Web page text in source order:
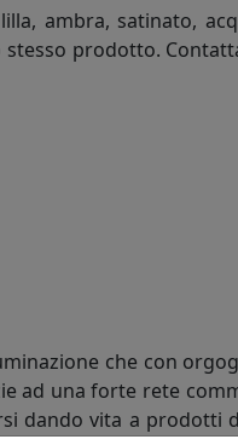
ambra, satinato,
prodotto.
che con
ad una forte rete
dando vita a prodotti